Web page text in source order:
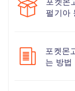
펄기아
포켓몬
는 방법